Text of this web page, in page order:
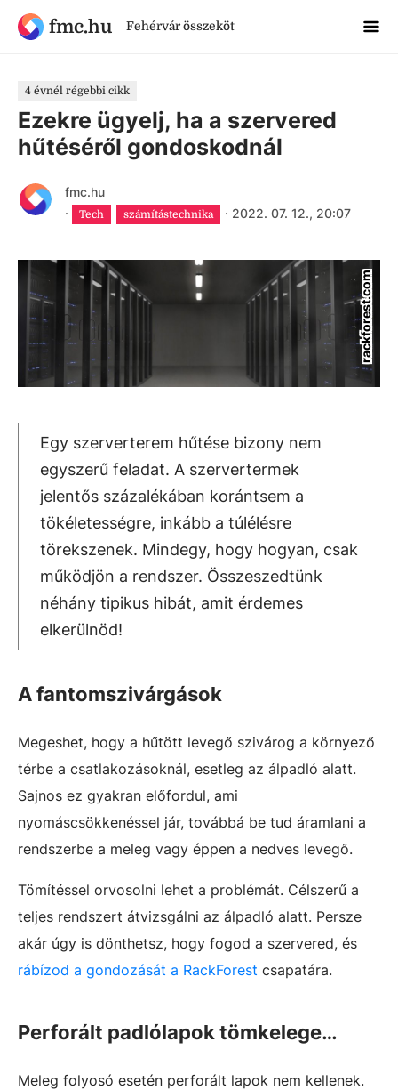
fmc.hu Fehérvár összeköt
4 évnél régebbi cikk
Ezekre ügyelj, ha a szervered
hűtéséről gondoskodnál
fmc.hu
·
Tech számítástechnika · 2022. 07. 12., 20:07
rackforest.com
Egy szerverterem hűtése bizony nem
egyszerű feladat. A szervertermek
jelentős százalékában korántsem a
tökéletességre, inkább a túlélésre
törekszenek. Mindegy, hogy hogyan, csak
működjön a rendszer. Összeszedtünk
néhány tipikus hibát, amit érdemes
elkerülnöd!
A fantomszivárgások
Megeshet, hogy a hűtött levegő szivárog a környező
térbe a csatlakozásoknál, esetleg az álpadló alatt.
Sajnos ez gyakran előfordul, ami
nyomáscsökkenéssel jár, továbbá be tud áramlani a
rendszerbe a meleg vagy éppen a nedves levegő.
Tömítéssel orvosolni lehet a problémát. Célszerű a
teljes rendszert átvizsgálni az álpadló alatt. Persze
akár úgy is dönthetsz, hogy fogod a szervered, és
rábízod a gondozását a RackForest csapatára.
Perforált padlólapok tömkelege…
Meleg folyosó esetén perforált lapok nem kellenek.